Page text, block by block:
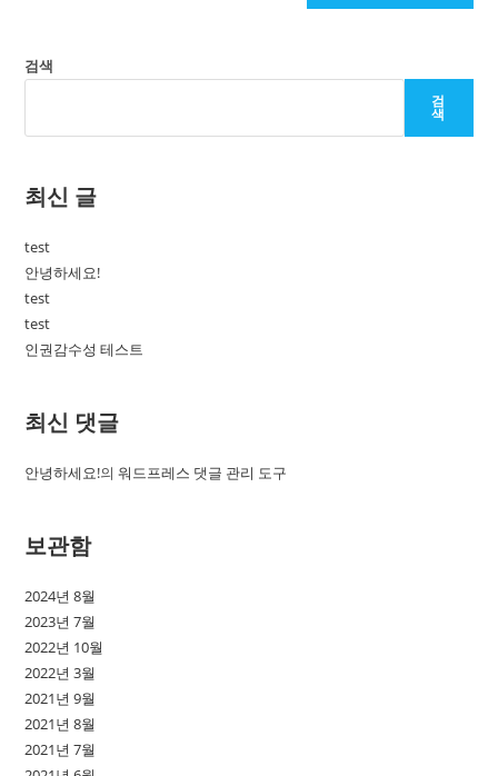
검색
검
색
최신 글
test
안녕하세요!
test
test
인권감수성 테스트
최신 댓글
안녕하세요!의워드프레스 댓글 관리 도구
보관함
2024년 8월
2023년 7월
2022년 10월
2022년 3월
2021년 9월
2021년 8월
2021년 7월